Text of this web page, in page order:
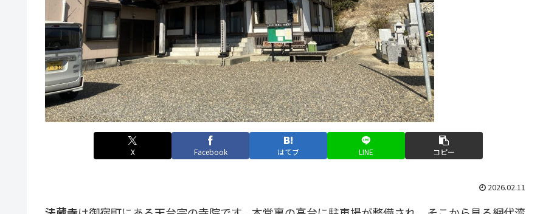
X Facebook はてブ LINE コピー
2026.02.11